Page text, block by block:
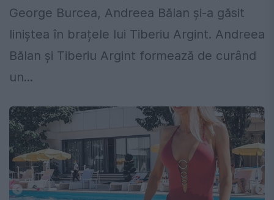
George Burcea, Andreea Bălan și-a găsit
liniștea în brațele lui Tiberiu Argint. Andreea
Bălan și Tiberiu Argint formează de curând
un...